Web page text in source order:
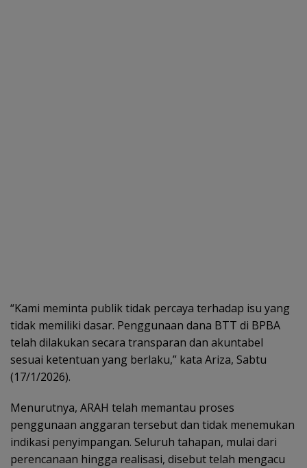
“Kami meminta publik tidak percaya terhadap isu yang
tidak memiliki dasar. Penggunaan dana BTT di BPBA
telah dilakukan secara transparan dan akuntabel
sesuai ketentuan yang berlaku,” kata Ariza, Sabtu
(17/1/2026).
Menurutnya, ARAH telah memantau proses
penggunaan anggaran tersebut dan tidak menemukan
indikasi penyimpangan. Seluruh tahapan, mulai dari
perencanaan hingga realisasi, disebut telah mengacu